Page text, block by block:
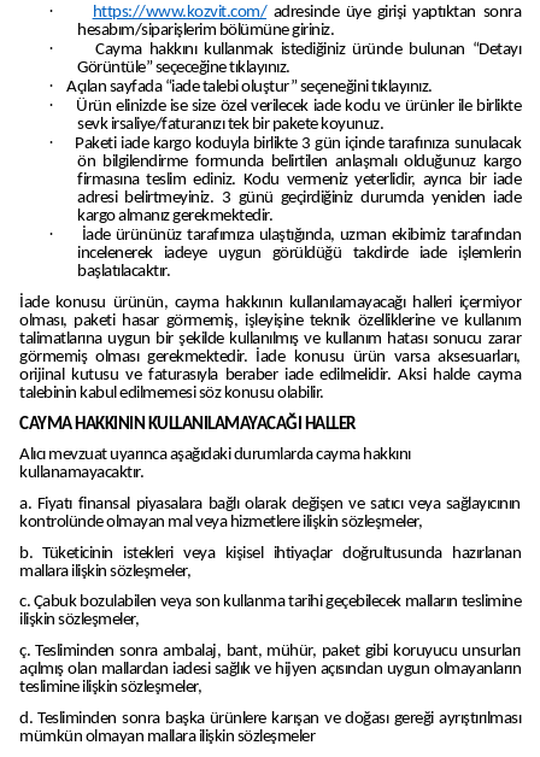
· https://www.kozvit.com/adresinde üye girişi yaptıktan sonra
hesabım/siparişlerim bölümüne giriniz.
·
Cayma hakkını kullanmak istediğiniz üründe bulunan “Detayı
Görüntüle” seçeceğine tıklayınız.
· Açılan sayfada “iade talebi oluştur” seçeneğini tıklayınız.
·
Ürün elinizde ise size özel verilecek iade kodu ve ürünler ile birlikte
sevk irsaliye/faturanızı tek bir pakete koyunuz.
·
Paketi iade kargo koduyla birlikte 3 gün içinde tarafınıza sunulacak
ön bilgilendirme formunda belirtilen anlaşmalı olduğunuz kargo
firmasına teslim ediniz. Kodu vermeniz yeterlidir, ayrıca bir iade
adresi belirtmeyiniz. 3 günü geçirdiğiniz durumda yeniden iade
kargo almanız gerekmektedir.
·
İade ürününüz tarafımıza ulaştığında, uzman ekibimiz tarafından
incelenerek iadeye uygun görüldüğü takdirde iade işlemlerin
başlatılacaktır.
İade konusu ürünün, cayma hakkının kullanılamayacağı halleri içermiyor
olması, paketi hasar görmemiş, işleyişine teknik özelliklerine ve kullanım
talimatlarına uygun bir şekilde kullanılmış ve kullanım hatası sonucu zarar
görmemiş olması gerekmektedir. İade konusu ürün varsa aksesuarları,
orijinal kutusu ve faturasıyla beraber iade edilmelidir. Aksi halde cayma
talebinin kabul edilmemesi söz konusu olabilir.
CAYMA HAKKININ KULLANILAMAYACAĞI HALLER
Alıcı mevzuat uyarınca aşağıdaki durumlarda cayma hakkını
kullanamayacaktır.
a. Fiyatı finansal piyasalara bağlı olarak değişen ve satıcı veya sağlayıcının
kontrolünde olmayan mal veya hizmetlere ilişkin sözleşmeler,
b. Tüketicinin istekleri veya kişisel ihtiyaçlar doğrultusunda hazırlanan
mallara ilişkin sözleşmeler,
c. Çabuk bozulabilen veya son kullanma tarihi geçebilecek malların teslimine
ilişkin sözleşmeler,
ç. Tesliminden sonra ambalaj, bant, mühür, paket gibi koruyucu unsurları
açılmış olan mallardan iadesi sağlık ve hijyen açısından uygun olmayanların
teslimine ilişkin sözleşmeler,
d. Tesliminden sonra başka ürünlere karışan ve doğası gereği ayrıştırılması
mümkün olmayan mallara ilişkin sözleşmeler